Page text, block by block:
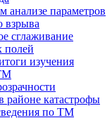
анализе параметров
взрыва
сглаживание
полей
изучения
районе катастрофы
по ТМ